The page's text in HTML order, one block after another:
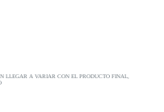
LLEGAR A VARIAR CON EL PRODUCTO FINAL,